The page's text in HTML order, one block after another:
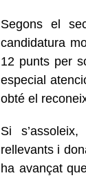
Segons el
candidatura
12 punts per
especial
obté el
Si
rellevants i
ha avançat